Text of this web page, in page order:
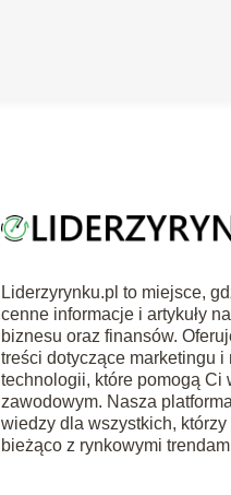
Liderzyrynku.pl to miejsce,
cenne informacje i artykuły
biznesu oraz finansów.
treści dotyczące marketingu i
technologii, które pomogą Ci
zawodowym. Nasza
wiedzy dla wszystkich, którzy
bieżąco z rynkowymi